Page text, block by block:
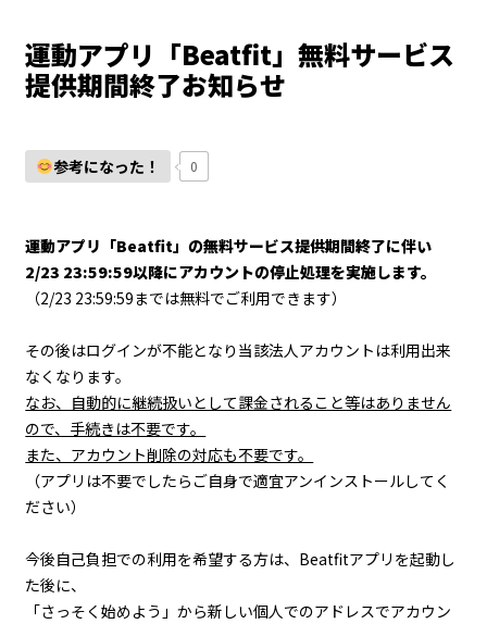
運動アプリ「Beatfit」無料サービス
提供期間終了お知らせ
参考になった！ 0
運動アプリ「Beatfit」の無料サービス提供期間終了に伴い
2/23 23:59:59以降にアカウントの停止処理を実施します。
（2/23 23:59:59までは無料でご利用できます）
その後はログインが不能となり当該法人アカウントは利用出来
なくなります。
なお、自動的に継続扱いとして課金されること等はありません
ので、手続きは不要です。
また、アカウント削除の対応も不要です。
（アプリは不要でしたらご自身で適宜アンインストールしてく
ださい）
今後自己負担での利用を希望する方は、Beatfitアプリを起動し
た後に、
「さっそく始めよう」から新しい個人でのアドレスでアカウン